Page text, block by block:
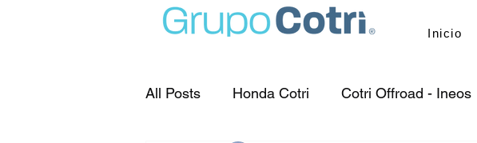
Inicio
All Posts Honda Cotri Cotri Offroad - Ineos